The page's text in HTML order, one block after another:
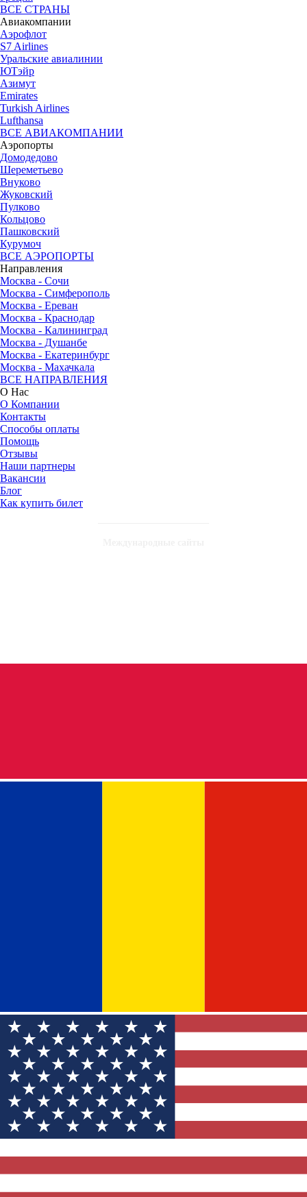
ВСЕ СТРАНЫ
Авиакомпании
Аэрофлот
S7 Airlines
Уральские авиалинии
ЮТэйр
Азимут
Emirates
Turkish Airlines
Lufthansa
ВСЕ АВИАКОМПАНИИ
Аэропорты
Домодедово
Шереметьево
Внуково
Жуковский
Пулково
Кольцово
Пашковский
Курумоч
ВСЕ АЭРОПОРТЫ
Направления
Москва - Сочи
Москва - Симферополь
Москва - Ереван
Москва - Краснодар
Москва - Калининград
Москва - Душанбе
Москва - Екатеринбург
Москва - Махачкала
ВСЕ НАПРАВЛЕНИЯ
О Нас
О Компании
Контакты
Способы оплаты
Помощь
Отзывы
Наши партнеры
Вакансии
Блог
Как купить билет